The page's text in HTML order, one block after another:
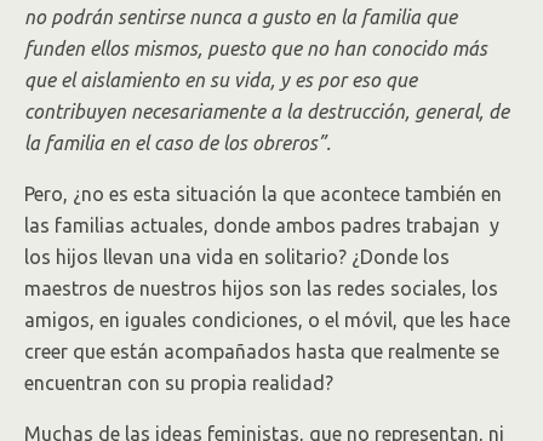
no podrán sentirse nunca a gusto en la familia que
funden ellos mismos, puesto que no han conocido más
que el aislamiento en su vida, y es por eso que
contribuyen necesariamente a la destrucción, general, de
la familia en el caso de los obreros”.
Pero, ¿no es esta situación la que acontece también en
las familias actuales, donde ambos padres trabajan y
los hijos llevan una vida en solitario? ¿Donde los
maestros de nuestros hijos son las redes sociales, los
amigos, en iguales condiciones, o el móvil, que les hace
creer que están acompañados hasta que realmente se
encuentran con su propia realidad?
Muchas de las ideas feministas, que no representan, ni